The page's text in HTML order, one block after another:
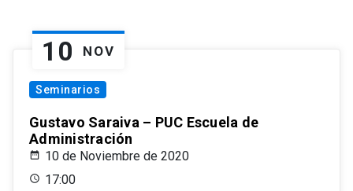
10 NOV
Seminarios
Gustavo Saraiva – PUC Escuela de
Administración
10 de Noviembre de 2020
17:00